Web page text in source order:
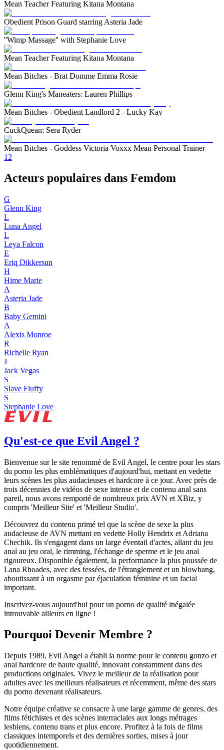
Mean Teacher Featuring Kitana Montana
Obedient Prison Guard starring Asteria Jade
''Wimp Massage'' with Stephanie Love
Mean Teacher Featuring Kitana Montana
Mean Bitches - Brat Domme Emma Rosie
Glenn King's Maneaters: Lauren Phillips
Mean Bitches - Obedient Landlord 2 - Lucky Kay
CuckQuean: Sera Ryder
Mean Bitches - Goddess Victoria Voxxx Mean Personal Trainer
1 2
Acteurs populaires dans Femdom
G
Glenn King
L
Luna Angel
L
Leya Falcon
E
Eriq Dikkersun
H
Hime Marie
A
Asteria Jade
B
Baby Gemini
A
Alexis Monroe
R
Richelle Ryan
J
Jack Vegas
S
Slave Fluffy
S
Stephanie Love
Qu'est-ce que Evil Angel ?
Bienvenue sur le site renommé de Evil Angel, le centre pour les stars
du porno les plus emblématiques d'aujourd'hui, mettant en vedette
leurs scènes les plus audacieuses et hardcore à ce jour. Avec près de
trois décennies de vidéos de sexe intense et de contenu anal sans
pareil, nous avons remporté de nombreux prix AVN et XBiz, y
compris 'Meilleur Site' et 'Meilleur Studio'.
Découvrez du contenu primé tel que la scène de sexe la plus
audacieuse de AVN mettant en vedette Holly Hendrix et Adriana
Chechik. Ils s'engagent dans un large éventail d'actes, allant du jeu
anal au jeu oral, le rimming, l'échange de sperme et le jeu anal
rigoureux. Disponible également, la performance la plus poussée de
Lana Rhoades, avec des fessées, de l'étranglement et un blowbang,
aboutissant à un orgasme par éjaculation féminine et un facial
important.
Inscrivez-vous aujourd'hui pour un porno de qualité inégalée
introuvable ailleurs en ligne !
Pourquoi Devenir Membre ?
Depuis 1989, Evil Angel a établi la norme pour le contenu gonzo et
anal hardcore de haute qualité, innovant constamment dans des
productions originales. Vivez le meilleur de la réalisation pour
adultes avec les meilleurs réalisateurs et récemment, même des stars
du porno devenant réalisateurs.
Notre équipe créative se consacre à une large gamme de genres, des
films fétichistes et des scènes interraciales aux longs métrages
lesbiens, contenu trans et plus encore. Profitez à la fois de films
classiques intemporels et des dernières sorties, mises à jour
quotidiennement.